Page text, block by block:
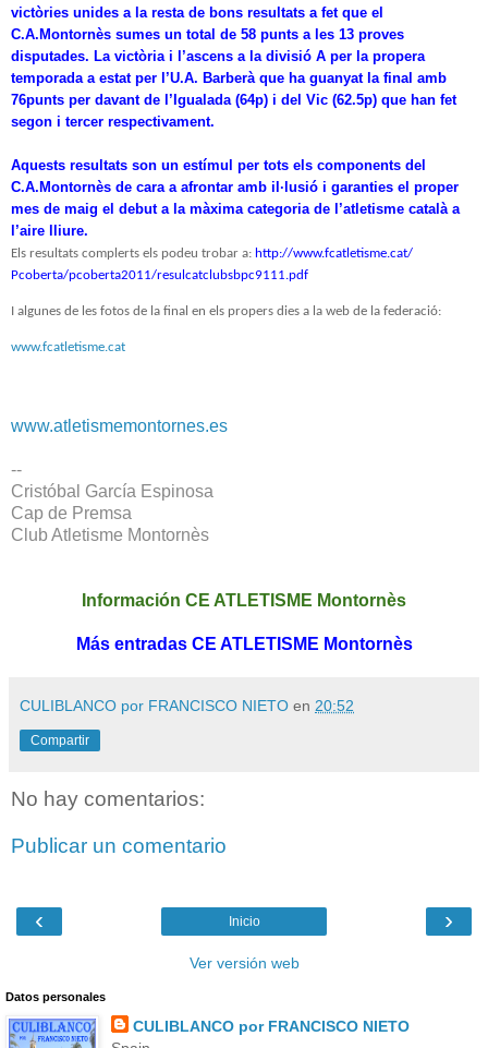
victòries unides a la resta de bons resultats a fet que el
C.A.Montornès sumes un total de 58 punts a les 13 proves
disputades. La victòria i l’ascens a la divisió A per la propera
temporada a estat per l’U.A. Barberà que ha guanyat la final amb
76punts per davant de l’Igualada (64p) i del Vic (62.5p) que han fet
segon i tercer respectivament.
Aquests resultats son un estímul per tots els components del
C.A.Montornès de cara a afrontar amb il·lusió i garanties el proper
mes de maig el debut a la màxima categoria de l’atletisme català a
l’aire lliure.
Els resultats complerts els podeu trobar a: http://www.fcatletisme.cat/
Pcoberta/pcoberta2011/resulcatclubsbpc9111.pdf
I algunes de les fotos de la final en els propers dies a la web de la federació:
www.fcatletisme.cat
www.atletismemontornes.es
--
Cristóbal García Espinosa
Cap de Premsa
Club Atletisme Montornès
Información CE ATLETISME Montornès
Más entradas CE ATLETISME Montornès
CULIBLANCO por FRANCISCO NIETO en 20:52
Compartir
No hay comentarios:
Publicar un comentario
‹ ›
Inicio
Ver versión web
Datos personales
CULIBLANCO por FRANCISCO NIETO